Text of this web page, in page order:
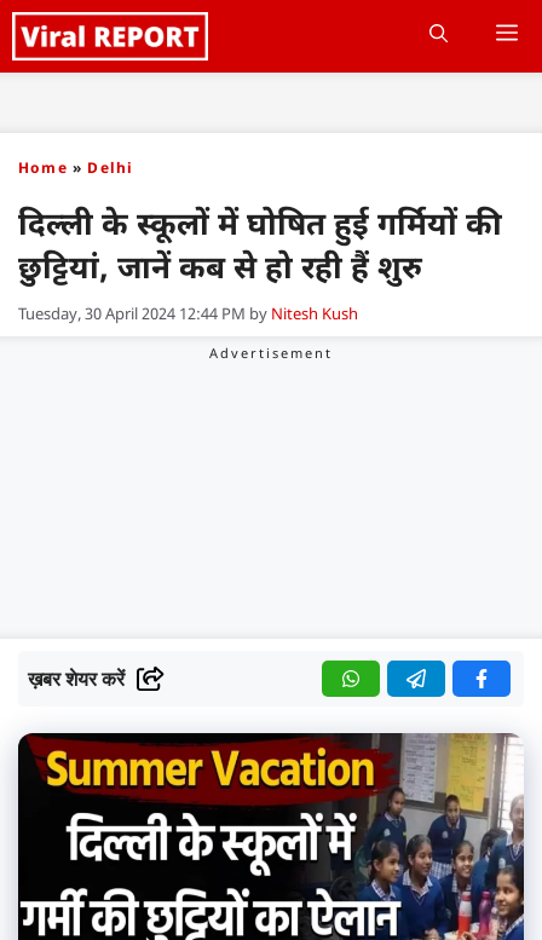
Skip
to
Home » Delhi
दिल्ली के स्कूलों में घोषित हुई गर्मियों की
छुट्टियां, जानें कब से हो रही हैं शुरु
Tuesday, 30 April 2024 12:44 PM by Nitesh Kush
ख़बर शेयर करें